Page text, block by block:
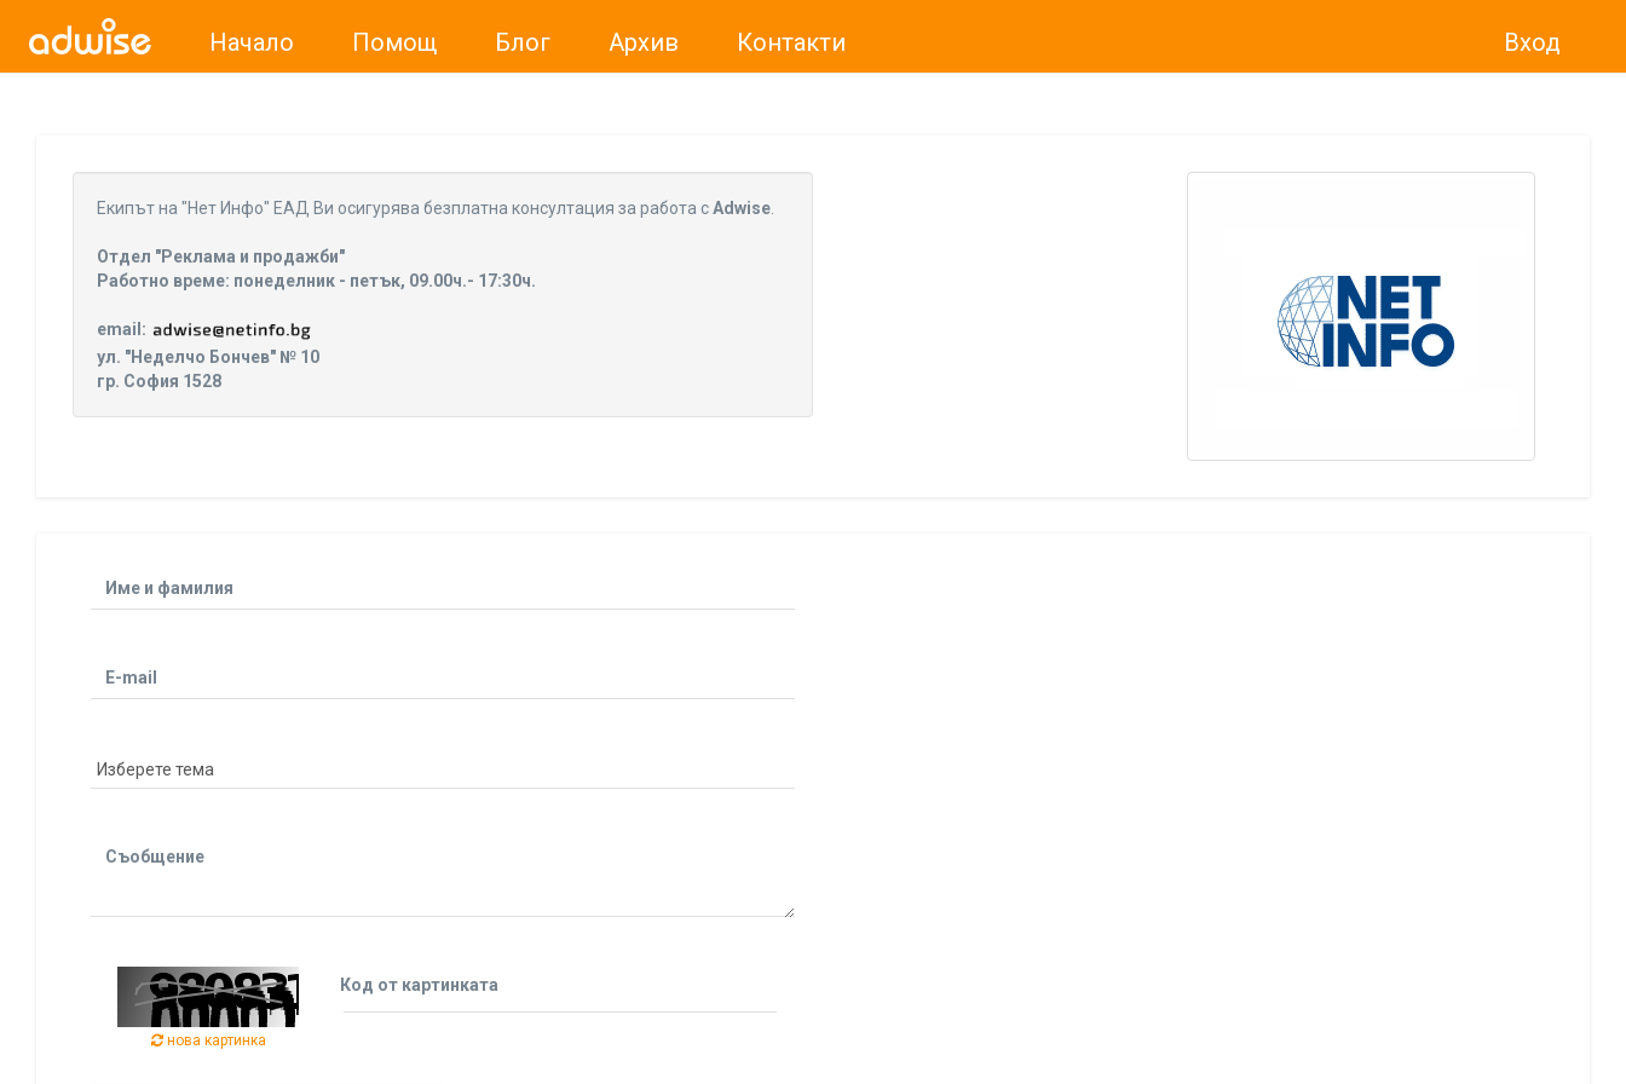
Начало Помощ Блог Архив Контакти Вход
Уважаеми рекламодатели, с настоящото съобщение бихме искали да Ви уведомим, че „Нет Инфо“ ЕАД ( прекратява услугата Adwiseсчитано от01.01.2026 г
За повече информация, натиснете
Eкипът на "Нет Инфо" ЕАД Ви осигурява безплатна консултация за работа сAdwise.
Отдел "Реклама и продажби"
Работно време: понеделник - петък, 09.00ч.- 17:30ч.
email:
ул. "Неделчо Бончев" № 10
гр. София 1528
Име и фамилия
E-mail
Съобщение
нова картинка
Код от картинката